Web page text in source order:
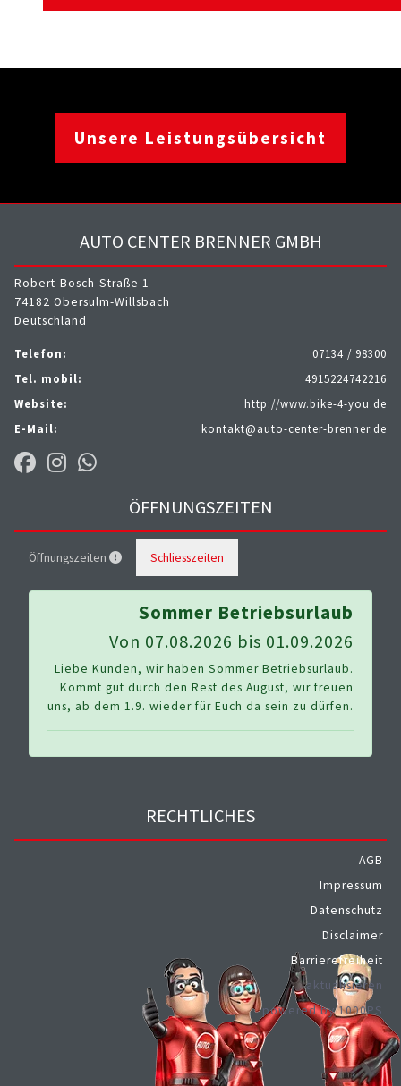
Unsere Leistungsübersicht
AUTO CENTER BRENNER GMBH
Robert-Bosch-Straße 1
74182 Obersulm-Willsbach
Deutschland
Telefon:
07134 / 98300
Tel. mobil:
4915224742216
Website:
http://www.bike-4-you.de
E-Mail:
kontakt@auto-center-brenner.de
ÖFFNUNGSZEITEN
Öffnungszeiten Schliesszeiten
Sommer Betriebsurlaub
Von 07.08.2026 bis 01.09.2026
Liebe Kunden, wir haben Sommer Betriebsurlaub.
Kommt gut durch den Rest des August, wir freuen
uns, ab dem 1.9. wieder für Euch da sein zu dürfen.
RECHTLICHES
AGB
Impressum
Datenschutz
Disclaimer
Barrierefreiheit
aktualisieren
powered by 1000PS